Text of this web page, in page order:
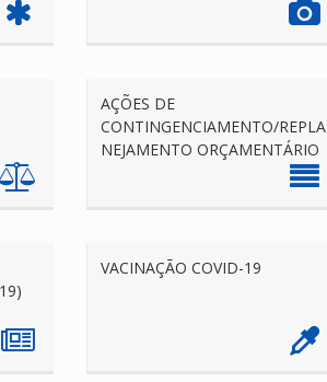
AÇÕES DE
CONTINGENCIAMENTO/REPLA
NEJAMENTO ORÇAMENTÁRIO
VACINAÇÃO COVID-19